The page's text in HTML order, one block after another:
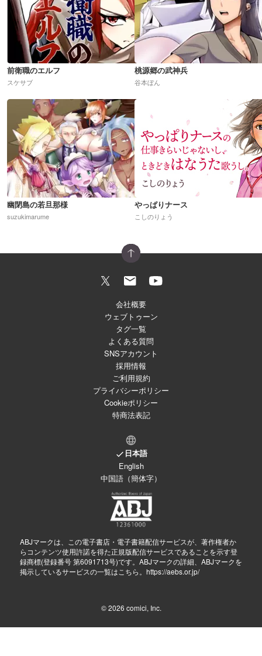
前衛職のエルフ
スケサブ
桃源郷の武神兵
谷本ぼん
幽閉島の若旦那様
suzukimarume
やっぱりナース
こしのりょう
会社概要
ウェブトゥーン
タグ一覧
よくある質問
SNSアカウント
採用情報
ご利用規約
プライバシーポリシー
Cookieポリシー
特商法表記
日本語
English
中国語（簡体字）
ABJマークは、この電子書店・電子書籍配信サービスが、著作権者か
らコンテンツ使用許諾を得た正規版配信サービスであることを示す登
録商標(登録番号 第6091713号)です。ABJマークの詳細、ABJマークを
掲示しているサービスの一覧はこちら。 https://aebs.or.jp/
© 2026 comici, Inc.